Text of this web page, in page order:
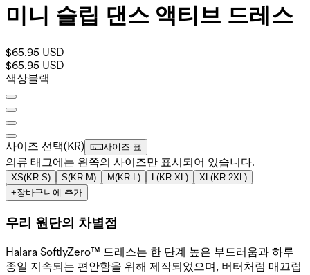
미니 슬립 댄스 액티브 드레스
$65.95 USD
$65.95 USD
색상블랙
사이즈 선택(KR) 사이즈 표
의류 태그에는 왼쪽의 사이즈만 표시되어 있습니다.
XS(KR-S) S(KR-M) M(KR-L) L(KR-XL) XL(KR-2XL)
+장바구니에 추가
우리 원단의 차별점
Halara SoftlyZero™ 드레스는 한 단계 높은 부드러움과 하루
종일 지속되는 편안함을 위해 제작되었으며, 버터처럼 매끄럽